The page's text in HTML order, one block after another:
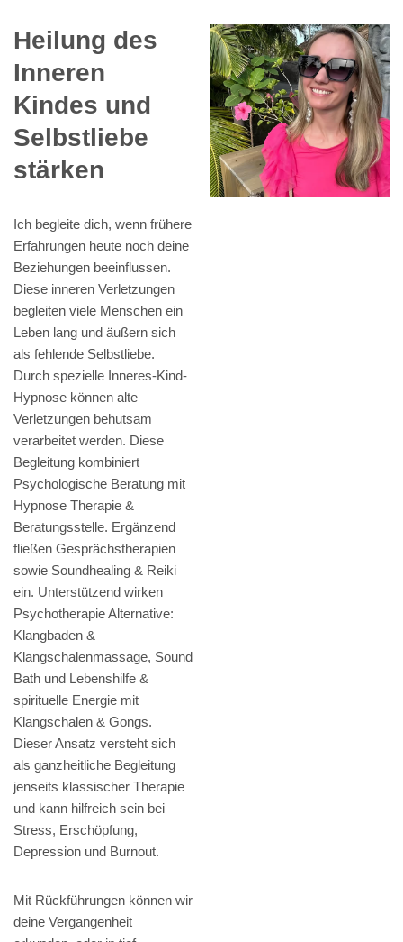
Heilung des
Inneren
Kindes und
Selbstliebe
stärken
Ich begleite dich, wenn frühere
Erfahrungen heute noch deine
Beziehungen beeinflussen.
Diese inneren Verletzungen
begleiten viele Menschen ein
Leben lang und äußern sich
als fehlende Selbstliebe.
Durch spezielle Inneres-Kind-
Hypnose können alte
Verletzungen behutsam
verarbeitet werden. Diese
Begleitung kombiniert
Psychologische Beratung mit
Hypnose Therapie &
Beratungsstelle. Ergänzend
fließen Gesprächstherapien
sowie Soundhealing & Reiki
ein. Unterstützend wirken
Psychotherapie Alternative:
Klangbaden &
Klangschalenmassage, Sound
Bath und Lebenshilfe &
spirituelle Energie mit
Klangschalen & Gongs.
Dieser Ansatz versteht sich
als ganzheitliche Begleitung
jenseits klassischer Therapie
und kann hilfreich sein bei
Stress, Erschöpfung,
Depression und Burnout.
Mit Rückführungen können wir
deine Vergangenheit